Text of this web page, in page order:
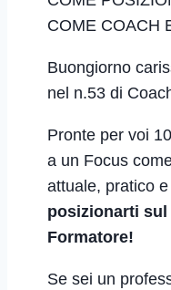
COME COACH
Buongiorno
nel n.53 di
Pronte per voi
a un Focus
attuale, pratico
posizionarti sul
Formatore!
Se sei un